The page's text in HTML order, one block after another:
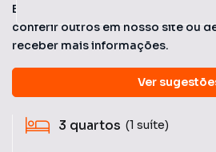
Este imóvel não está mais
conferir outros em nosso site ou
receber mais informações.
Ver
Detalhes do
3 quartos (1 suíte)